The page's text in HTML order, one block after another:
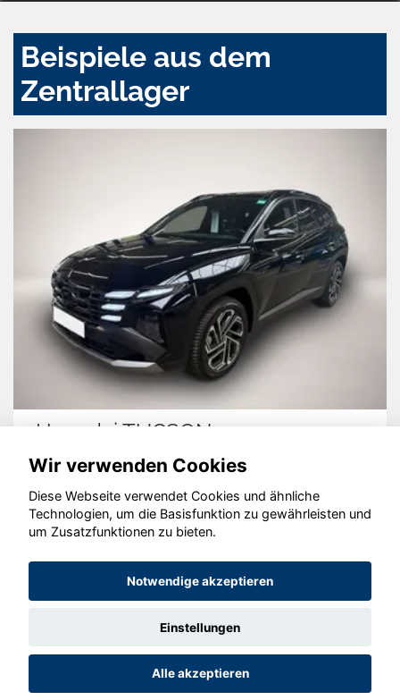
Beispiele aus dem
Zentrallager
Hyundai TUCSON
© konjunkturmotor.de GmbH 2020 - 2026
Wir verwenden Cookies
Diese Webseite verwendet Cookies und ähnliche
Technologien, um die Basisfunktion zu gewährleisten und
um Zusatzfunktionen zu bieten.
Notwendige akzeptieren
Einstellungen
Alle akzeptieren